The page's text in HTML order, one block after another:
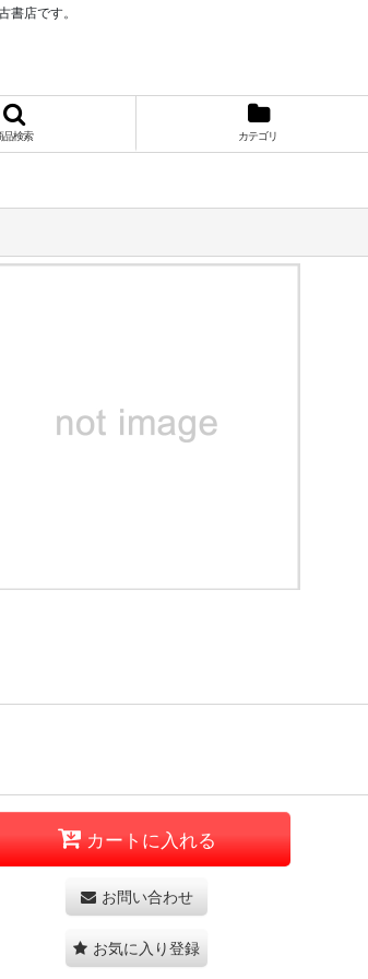
店です。
品検索 カテゴリ
カートに入れる
お問い合わせ
お気に入り登録